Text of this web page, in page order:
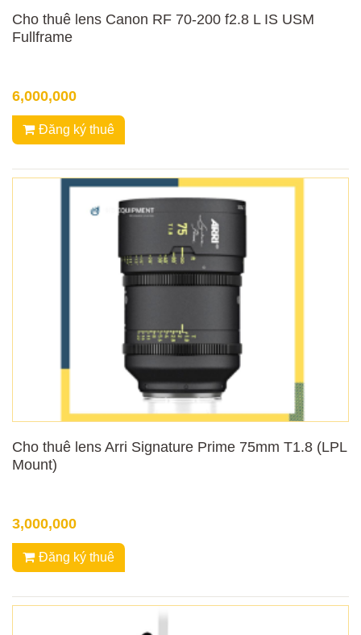
Cho thuê lens Canon RF 70-200 f2.8 L IS USM
Fullframe
6,000,000
Đăng ký thuê
Cho thuê lens Arri Signature Prime 75mm T1.8 (LPL
Mount)
3,000,000
Đăng ký thuê